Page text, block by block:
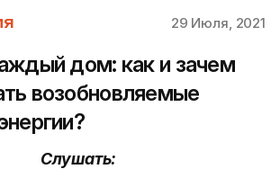
29 Июля, 2021
дом: как и зачем
возобновляемые
Слушать: